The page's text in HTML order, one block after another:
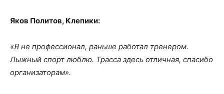
Яков Политов, Клепики:
«Я не профессионал, раньше работал тренером.
Лыжный спорт люблю. Трасса здесь отличная, спасибо
организаторам».